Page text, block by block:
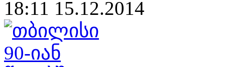
18:11 15.12.2014